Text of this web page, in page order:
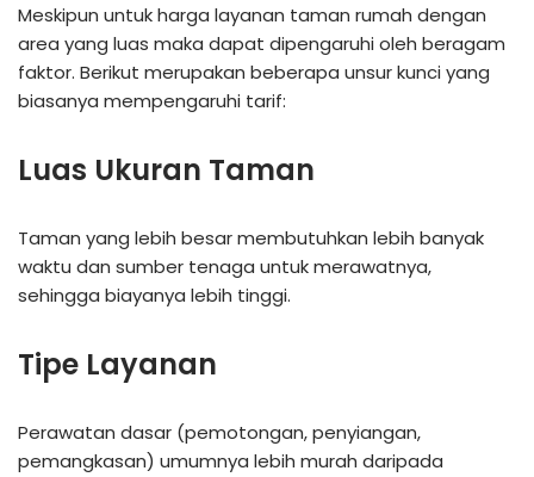
Meskipun untuk harga layanan taman rumah dengan
area yang luas maka dapat dipengaruhi oleh beragam
faktor. Berikut merupakan beberapa unsur kunci yang
biasanya mempengaruhi tarif:
Luas Ukuran Taman
Taman yang lebih besar membutuhkan lebih banyak
waktu dan sumber tenaga untuk merawatnya,
sehingga biayanya lebih tinggi.
Tipe Layanan
Perawatan dasar (pemotongan, penyiangan,
pemangkasan) umumnya lebih murah daripada